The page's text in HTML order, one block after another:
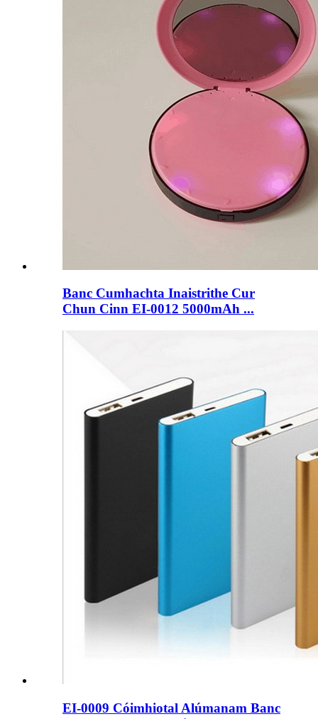
Banc Cumhachta Inaistrithe Cur
Chun Cinn EI-0012 5000mAh ...
EI-0009 Cóimhiotal Alúmanam Banc